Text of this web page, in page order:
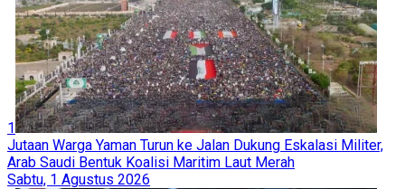
1
Jutaan Warga Yaman Turun ke Jalan Dukung Eskalasi Militer,
Arab Saudi Bentuk Koalisi Maritim Laut Merah
Sabtu, 1 Agustus 2026